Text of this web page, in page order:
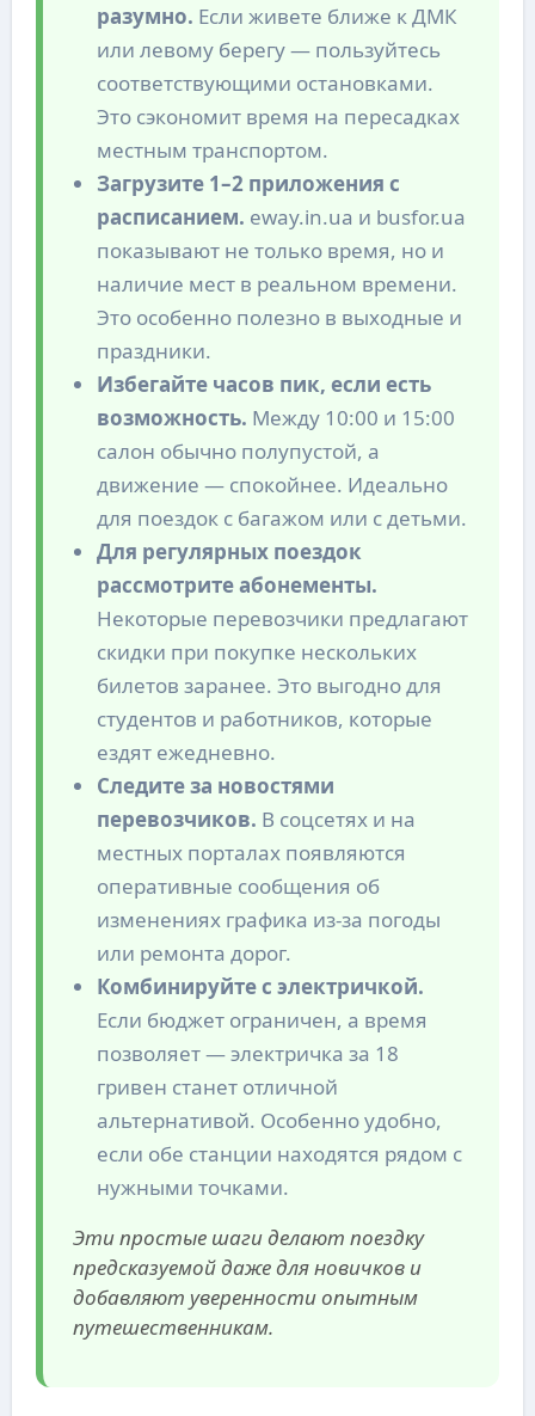
разумно. Если живете ближе к ДМК
или левому берегу — пользуйтесь
соответствующими остановками.
Это сэкономит время на пересадках
местным транспортом.
Загрузите 1–2 приложения с
расписанием. eway.in.ua и busfor.ua
показывают не только время, но и
наличие мест в реальном времени.
Это особенно полезно в выходные и
праздники.
Избегайте часов пик, если есть
возможность. Между 10:00 и 15:00
салон обычно полупустой, а
движение — спокойнее. Идеально
для поездок с багажом или с детьми.
Для регулярных поездок
рассмотрите абонементы.
Некоторые перевозчики предлагают
скидки при покупке нескольких
билетов заранее. Это выгодно для
студентов и работников, которые
ездят ежедневно.
Следите за новостями
перевозчиков. В соцсетях и на
местных порталах появляются
оперативные сообщения об
изменениях графика из-за погоды
или ремонта дорог.
Комбинируйте с электричкой.
Если бюджет ограничен, а время
позволяет — электричка за 18
гривен станет отличной
альтернативой. Особенно удобно,
если обе станции находятся рядом с
нужными точками.
Эти простые шаги делают поездку
предсказуемой даже для новичков и
добавляют уверенности опытным
путешественникам.